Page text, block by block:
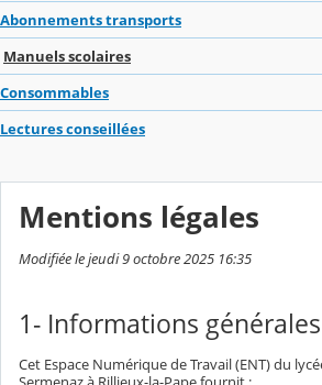
Abonnements transports
Manuels scolaires
Consommables
Lectures conseillées
Mentions légales
Modifiée le jeudi 9 octobre 2025 16:35
1- Informations générales
Cet Espace Numérique de Travail (ENT) du